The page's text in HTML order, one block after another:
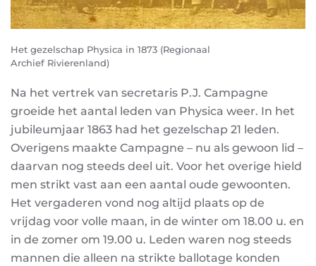
Het gezelschap Physica in 1873 (Regionaal
Archief Rivierenland)
Na het vertrek van secretaris P.J. Campagne
groeide het aantal leden van Physica weer. In het
jubileumjaar 1863 had het gezelschap 21 leden.
Overigens maakte Campagne – nu als gewoon lid –
daarvan nog steeds deel uit. Voor het overige hield
men strikt vast aan een aantal oude gewoonten.
Het vergaderen vond nog altijd plaats op de
vrijdag voor volle maan, in de winter om 18.00 u. en
in de zomer om 19.00 u. Leden waren nog steeds
mannen die alleen na strikte ballotage konden